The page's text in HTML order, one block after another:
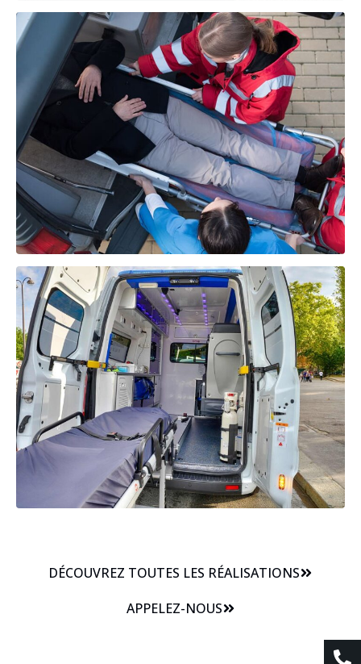
DÉCOUVREZ TOUTES LES RÉALISATIONS
APPELEZ-NOUS